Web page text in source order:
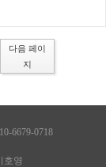
다음 페이
지
6679-0718
호영